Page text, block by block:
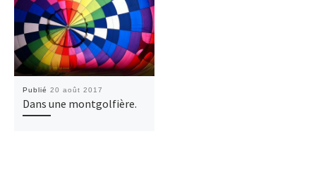
Publié 20 août 2017
Dans une montgolfière.